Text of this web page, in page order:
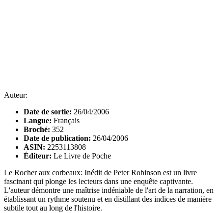
Auteur:
Date de sortie: 26/04/2006
Langue: Français
Broché: 352
Date de publication: 26/04/2006
ASIN: 2253113808
Éditeur: Le Livre de Poche
Le Rocher aux corbeaux: Inédit de Peter Robinson est un livre
fascinant qui plonge les lecteurs dans une enquête captivante.
L'auteur démontre une maîtrise indéniable de l'art de la narration, en
établissant un rythme soutenu et en distillant des indices de manière
subtile tout au long de l'histoire.